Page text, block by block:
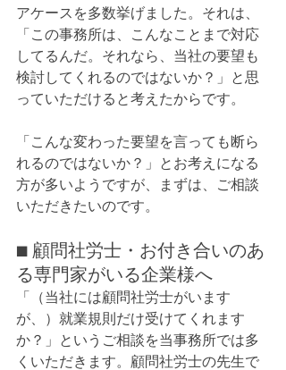
アケースを多数挙げました。それは、
「この事務所は、こんなことまで対応
してるんだ。それなら、当社の要望も
検討してくれるのではないか？」と思
っていただけると考えたからです。
「こんな変わった要望を言っても断ら
れるのではないか？」とお考えになる
方が多いようですが、まずは、ご相談
いただきたいのです。
■ 顧問社労士・お付き合いのあ
る専門家がいる企業様へ
「（当社には顧問社労士がいます
が、）就業規則だけ受けてくれます
か？」というご相談を当事務所では多
くいただきます。顧問社労士の先生で